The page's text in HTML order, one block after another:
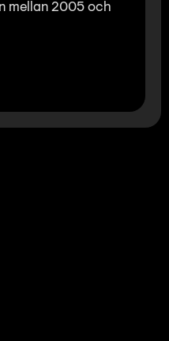
mellan 2005 och